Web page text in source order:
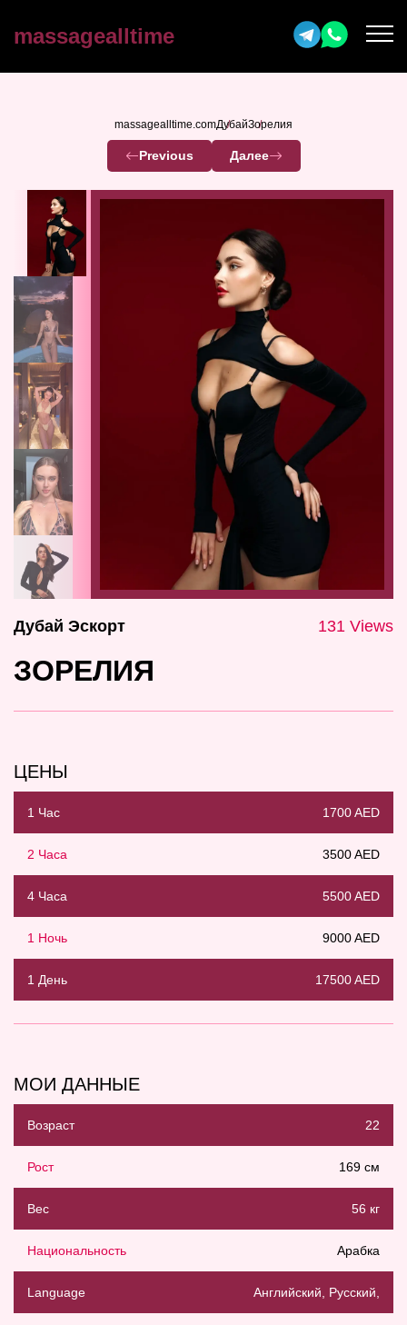
massagealltime
massagealltime.comДубайЗорелия
Previous Далее
Дубай Эскорт 131 Views
ЗОРЕЛИЯ
ЦЕНЫ
1 Час 1700 AED
2 Часа 3500 AED
4 Часа 5500 AED
1 Ночь 9000 AED
1 День 17500 AED
МОИ ДАННЫЕ
Возраст 22
Рост 169 см
Вес 56 кг
Национальность Арабка
Language Английский, Русский,